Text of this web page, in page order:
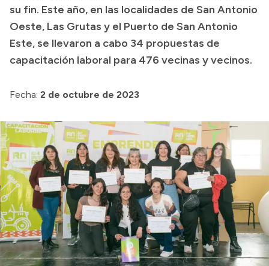
Inversión en Salud
Licitaciones
Consulta de expedientes
su fin. Este año, en las localidades de San Antonio
Oeste, Las Grutas y el Puerto de San Antonio
Este, se llevaron a cabo 34 propuestas de
capacitación laboral para 476 vecinas y vecinos.
Fecha: 2 de octubre de 2023